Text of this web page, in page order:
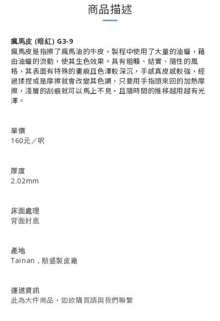
商品描述
瘋馬皮 (暗紅) G3-9
瘋馬皮是指擦了瘋馬油的牛皮，製程中使用了大量的油蠟，藉
由油蠟的流動，使其生色效果。具有粗曠、結實、隨性的風
格，其表面有特殊的畫痕且色澤較深沉，手感真皮感較強，經
過揉捏或是摩擦就會改變其色調，只要用手指頭來回的加熱摩
擦，淺層的刮痕就可以馬上不見，且隨時間的推移越用越有光
澤。
單價
160元／呎
厚度
2.02mm
床面處理
背面封底
產地
Tainan , 順盛製皮廠
運送資訊
此為大件商品，如欲購買請與我們聯繫